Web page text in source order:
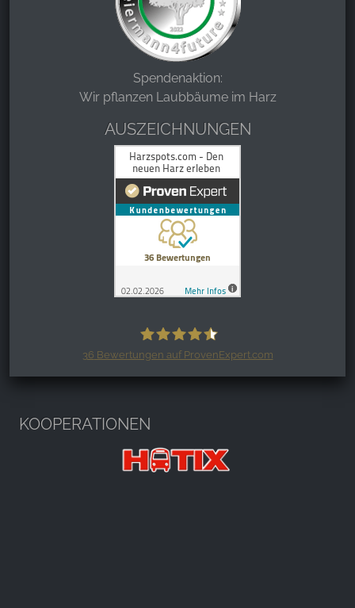
Spendenaktion:
Wir pflanzen Laubbäume im Harz
AUSZEICHNUNGEN
36 Bewertungen auf ProvenExpert.com
KOOPERATIONEN